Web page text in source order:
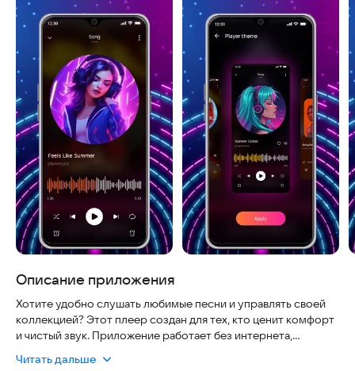
Описание приложения
Хотите удобно слушать любимые песни и управлять своей
коллекцией? Этот плеер создан для тех, кто ценит комфорт
и чистый звук. Приложение работает без интернета,
стабильной работы. Оно объединяет функции мощного
Читать дальше